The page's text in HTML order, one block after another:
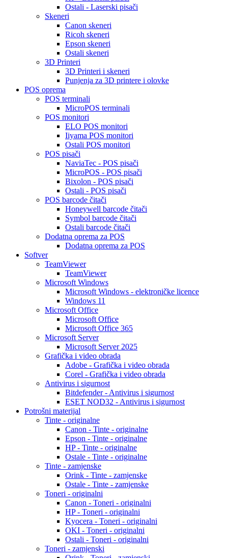
Ostali - Laserski pisači
Skeneri
Canon skeneri
Ricoh skeneri
Epson skeneri
Ostali skeneri
3D Printeri
3D Printeri i skeneri
Punjenja za 3D printere i olovke
POS oprema
POS terminali
MicroPOS terminali
POS monitori
ELO POS monitori
Iiyama POS monitori
Ostali POS monitori
POS pisači
NaviaTec - POS pisači
MicroPOS - POS pisači
Bixolon - POS pisači
Ostali - POS pisači
POS barcode čitači
Honeywell barcode čitači
Symbol barcode čitači
Ostali barcode čitači
Dodatna oprema za POS
Dodatna oprema za POS
Softver
TeamViewer
TeamViewer
Microsoft Windows
Microsoft Windows - elektroničke licence
Windows 11
Microsoft Office
Microsoft Office
Microsoft Office 365
Microsoft Server
Microsoft Server 2025
Grafička i video obrada
Adobe - Grafička i video obrada
Corel - Grafička i video obrada
Antivirus i sigurnost
Bitdefender - Antivirus i sigurnost
ESET NOD32 - Antivirus i sigurnost
Potrošni materijal
Tinte - originalne
Canon - Tinte - originalne
Epson - Tinte - originalne
HP - Tinte - originalne
Ostale - Tinte - originalne
Tinte - zamjenske
Orink - Tinte - zamjenske
Ostale - Tinte - zamjenske
Toneri - originalni
Canon - Toneri - originalni
HP - Toneri - originalni
Kyocera - Toneri - originalni
OKI - Toneri - originalni
Ostali - Toneri - originalni
Toneri - zamjenski